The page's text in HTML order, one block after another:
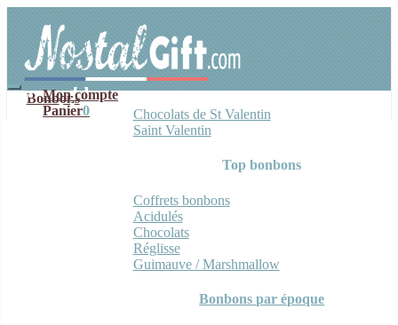
navigation
contenu
Mon compte
Panier0
Bonbons
Chocolats de St Valentin
Saint Valentin
Top bonbons
Coffrets bonbons
Acidulés
Chocolats
Réglisse
Guimauve / Marshmallow
Bonbons par époque